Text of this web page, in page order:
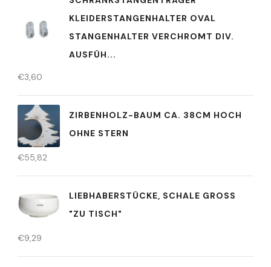
KLEIDERSTANGENHALTER OVAL
STANGENHALTER VERCHROMT DIV.
AUSFÜH...
€3,60
ZIRBENHOLZ-BAUM CA. 38CM HOCH
OHNE STERN
€55,82
LIEBHABERSTÜCKE, SCHALE GROSS "
ZU TISCH"
€9,29